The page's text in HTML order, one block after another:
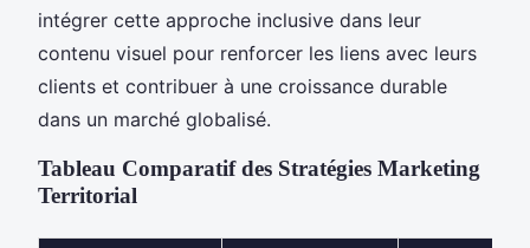
intégrer cette approche inclusive dans leur
contenu visuel pour renforcer les liens avec leurs
clients et contribuer à une croissance durable
dans un marché globalisé.
Tableau Comparatif des Stratégies Marketing
Territorial